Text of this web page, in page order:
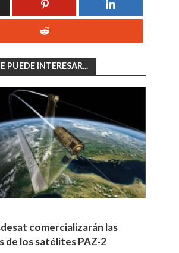
PUEDE INTERESAR...
comercializarán las
de los satélites PAZ-2